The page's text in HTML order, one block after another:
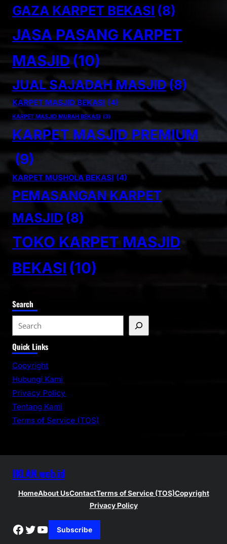
GAZA KARPET BEKASI (8)
JASA PASANG KARPET
MASJID (10)
JUAL SAJADAH MASJID(8)
KARPET MASJID BEKASI (4)
KARPET MASJID MURAH BEKASI (3)
KARPET MASJID PREMIUM
(9)
KARPET MUSHOLA BEKASI (4)
PEMASANGAN KARPET
MASJID (8)
TOKO KARPET MASJID
BEKASI (10)
Search
e
a
r
Quick Links
Copyright
Hubungi Kami
Privacy Policy
Tentang Kami
Terms of Service (TOS)
IKLAN.web.id
HomeAbout UsContactTerms of Service (TOS)Copyright
Privacy Policy
Facebook
Twitter
YouTube
Subscribe